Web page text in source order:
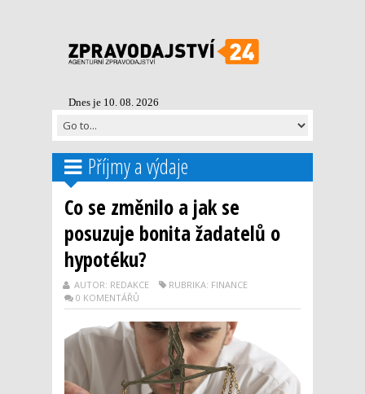
Dnes je 10. 08. 2026
Příjmy a výdaje
Co se změnilo a jak se
posuzuje bonita žadatelů o
hypotéku?
AUTOR: REDAKCE
RUBRIKA: FINANCE
0 KOMENTÁŘŮ